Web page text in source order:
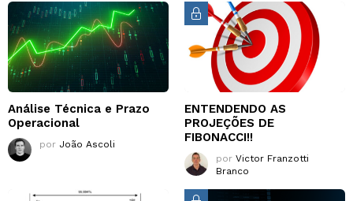
Análise Técnica e Prazo
Operacional
por João Ascoli
ENTENDENDO AS
PROJEÇÕES DE
FIBONACCI!!
por Victor Franzotti
Branco